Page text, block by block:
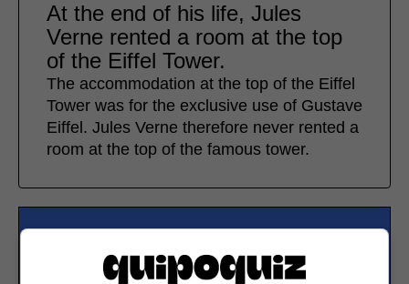
At the end of his life, Jules
Verne rented a room at the top
of the Eiffel Tower.
The accommodation at the top of the Eiffel
Tower was for the exclusive use of Gustave
Eiffel. Jules Verne therefore never rented a
room at the top of the famous tower.
newsletter